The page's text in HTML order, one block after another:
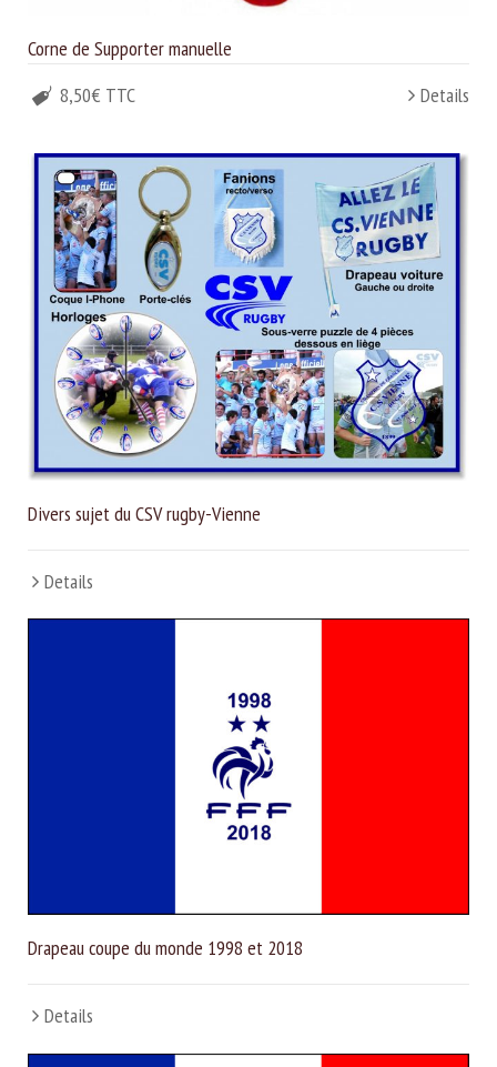
Corne de Supporter manuelle
8,50€ TTC
Details
Divers sujet du CSV rugby-Vienne
Details
Drapeau coupe du monde 1998 et 2018
Details